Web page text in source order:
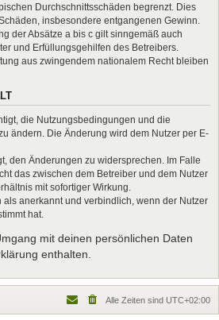
Durchschnittsschäden begrenzt. Dies
insbesondere entgangenen Gewinn.
der Absätze a bis c gilt sinngemäß auch
und Erfüllungsgehilfen des Betreibers.
aus zwingendem nationalem Recht bleiben
die Nutzungsbedingungen und die
ändern. Die Änderung wird dem Nutzer per E-
den Änderungen zu widersprechen. Im Falle
das zwischen dem Betreiber und dem Nutzer
mit sofortiger Wirkung.
als anerkannt und verbindlich, wenn der Nutzer
hat.
mit deinen persönlichen Daten
enthalten.
Alle Zeiten sind UTC+02:00